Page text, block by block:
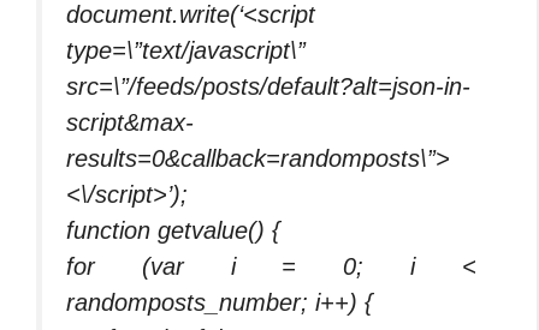
document.write(‘<script
type=\”text/javascript\”
src=\”/feeds/posts/default?alt=json-in-
script&max-
results=0&callback=randomposts\”>
<\/script>’);
function getvalue() {
for (var i = 0; i <
randomposts_number; i++) {